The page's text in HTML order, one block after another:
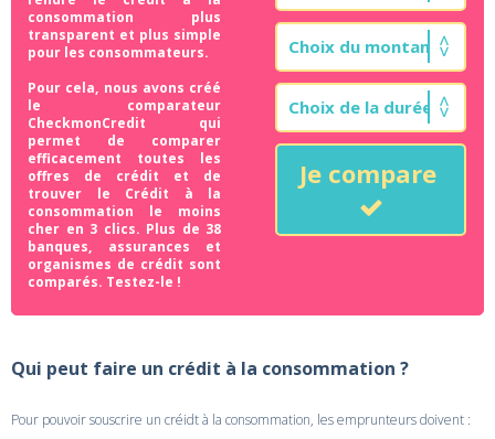
consommation plus
transparent et plus simple
pour les consommateurs.
Pour cela, nous avons créé
le comparateur
CheckmonCredit qui
permet de comparer
efficacement toutes les
offres de crédit et de
trouver le Crédit à la
consommation le moins
cher en 3 clics. Plus de 38
banques, assurances et
organismes de crédit sont
comparés. Testez-le !
Je compare
Qui peut faire un crédit à la consommation ?
Pour pouvoir souscrire un créidt à la consommation, les emprunteurs doivent :